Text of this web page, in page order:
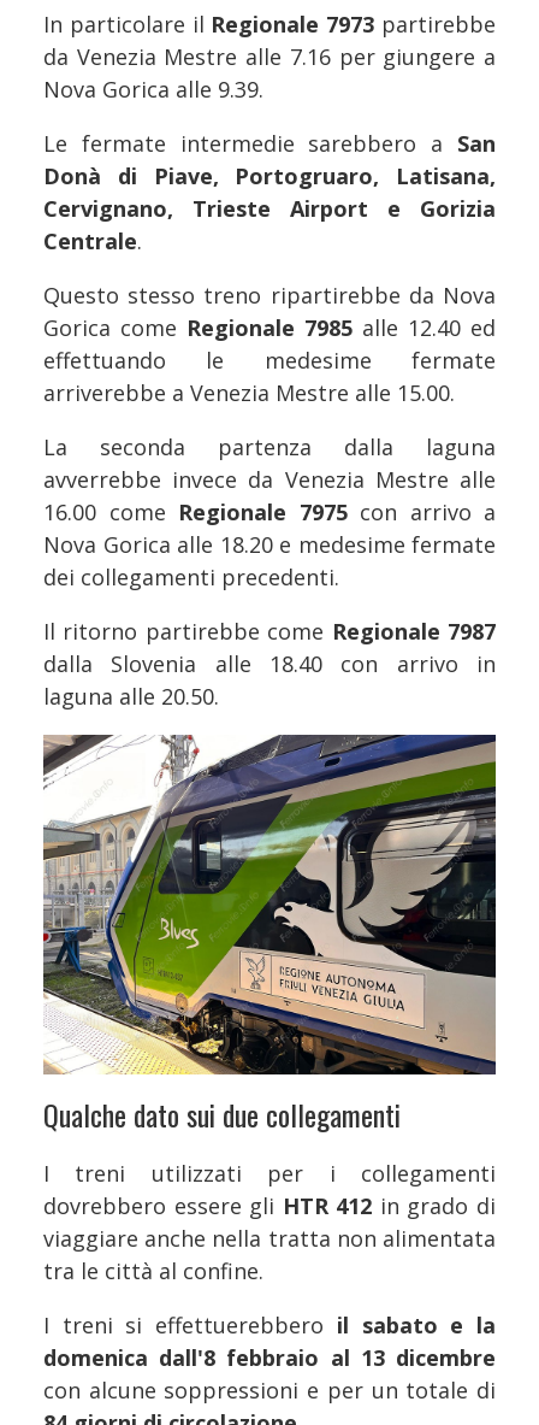
In particolare il Regionale 7973 partirebbe
da Venezia Mestre alle 7.16 per giungere a
Nova Gorica alle 9.39.
Le fermate intermedie sarebbero a San
Donà di Piave, Portogruaro, Latisana,
Cervignano, Trieste Airport e Gorizia
Centrale.
Questo stesso treno ripartirebbe da Nova
Gorica come Regionale 7985 alle 12.40 ed
effettuando le medesime fermate
arriverebbe a Venezia Mestre alle 15.00.
La seconda partenza dalla laguna
avverrebbe invece da Venezia Mestre alle
16.00 come Regionale 7975 con arrivo a
Nova Gorica alle 18.20 e medesime fermate
dei collegamenti precedenti.
Il ritorno partirebbe come Regionale 7987
dalla Slovenia alle 18.40 con arrivo in
laguna alle 20.50.
Qualche dato sui due collegamenti
I treni utilizzati per i collegamenti
dovrebbero essere gli HTR 412 in grado di
viaggiare anche nella tratta non alimentata
tra le città al confine.
I treni si effettuerebbero il sabato e la
domenica dall'8 febbraio al 13 dicembre
con alcune soppressioni e per un totale di